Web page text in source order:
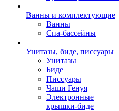
Ванны и комплектующие
Ванны
Спа-бассейны
Унитазы, биде, писсуары
Унитазы
Биде
Писсуары
Чаши Генуя
Электронные
крышки-биде